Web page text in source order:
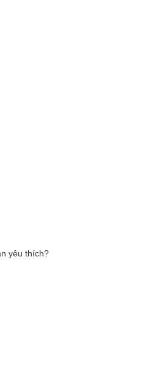
yêu thích?